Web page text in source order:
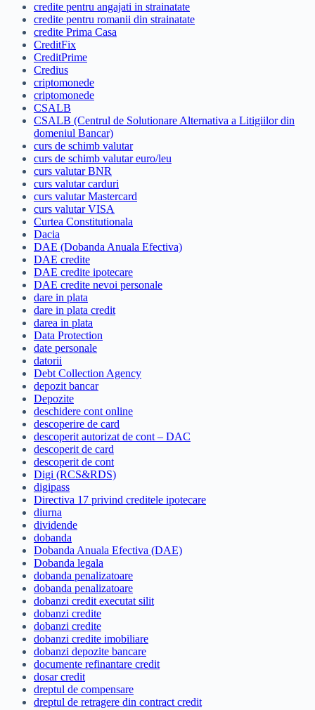
credite pentru angajati in strainatate
credite pentru romanii din strainatate
credite Prima Casa
CreditFix
CreditPrime
Credius
criptomonede
criptomonede
CSALB
CSALB (Centrul de Solutionare Alternativa a Litigiilor din
domeniul Bancar)
curs de schimb valutar
curs de schimb valutar euro/leu
curs valutar BNR
curs valutar carduri
curs valutar Mastercard
curs valutar VISA
Curtea Constitutionala
Dacia
DAE (Dobanda Anuala Efectiva)
DAE credite
DAE credite ipotecare
DAE credite nevoi personale
dare in plata
dare in plata credit
darea in plata
Data Protection
date personale
datorii
Debt Collection Agency
depozit bancar
Depozite
deschidere cont online
descoperire de card
descoperit autorizat de cont – DAC
descoperit de card
descoperit de cont
Digi (RCS&RDS)
digipass
Directiva 17 privind creditele ipotecare
diurna
dividende
dobanda
Dobanda Anuala Efectiva (DAE)
Dobanda legala
dobanda penalizatoare
dobanda penalizatoare
dobanzi credit executat silit
dobanzi credite
dobanzi credite
dobanzi credite imobiliare
dobanzi depozite bancare
documente refinantare credit
dosar credit
dreptul de compensare
dreptul de retragere din contract credit